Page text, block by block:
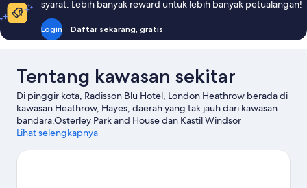
syarat. Lebih banyak reward untuk lebih banyak petualangan!
Login Daftar sekarang, gratis
Tentang kawasan sekitar
Di pinggir kota, Radisson Blu Hotel, London Heathrow berada di
kawasan Heathrow, Hayes, daerah yang tak jauh dari kawasan
bandara.Osterley Park and House dan Kastil Windsor
merupakan landmark terkenal kawasan ini, terdapat juga
Kew serta Thorpe Park. Periksa kegiatan atau permainan di
Lihat selengkapnya